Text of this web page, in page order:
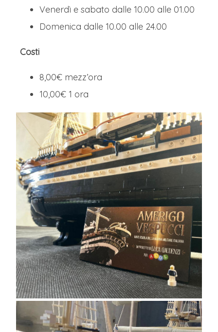
Venerdì e sabato dalle 10.00 alle 01.00
Domenica dalle 10.00 alle 24.00
Costi
8,00€ mezz’ora
10,00€ 1 ora